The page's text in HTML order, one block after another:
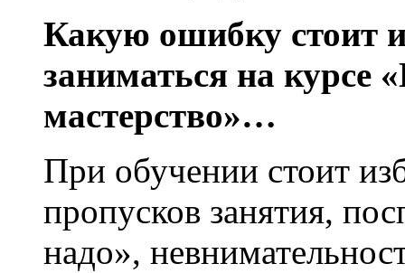
Какую ошибку стоит
заниматься на курсе
мастерство»…
При обучении стоит
пропусков занятия,
надо»,